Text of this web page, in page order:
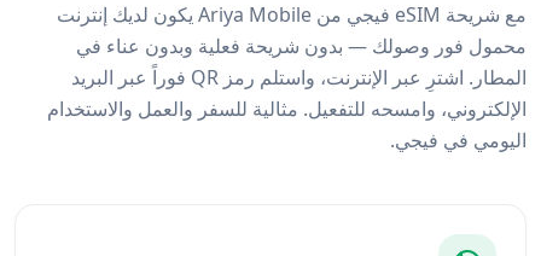
مع شريحة eSIM فيجي من Ariya Mobile يكون لديك إنترنت
محمول فور وصولك — بدون شريحة فعلية وبدون عناء في
المطار. اشترِ عبر الإنترنت، واستلم رمز QR فوراً عبر البريد
الإلكتروني، وامسحه للتفعيل. مثالية للسفر والعمل والاستخدام
اليومي في فيجي.